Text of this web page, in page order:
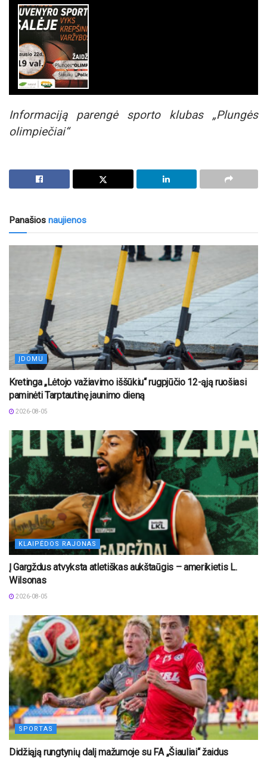
Informaciją parengė sporto klubas „Plungės
olimpiečiai“
Panašios naujienos
ĮDOMU
Kretinga „Lėtojo važiavimo iššūkiu“ rugpjūčio 12-ąją ruošiasi
paminėti Tarptautinę jaunimo dieną
2026-08-05
KLAIPĖDOS RAJONAS
Į Gargždus atvyksta atletiškas aukštaūgis – amerikietis L.
Wilsonas
2026-08-05
SPORTAS
Didžiąją rungtynių dalį mažumoje su FA „Šiauliai“ žaidus